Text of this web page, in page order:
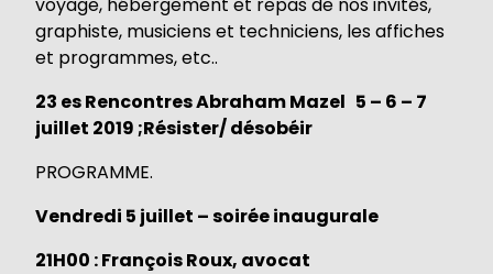
graphiste, musiciens et techniciens, les affiches
et programmes, etc..
23 es Rencontres Abraham Mazel 5 – 6 – 7
juillet 2019 ;Résister/ désobéir
PROGRAMME.
Vendredi 5 juillet – soirée inaugurale
21H00 : François Roux, avocat